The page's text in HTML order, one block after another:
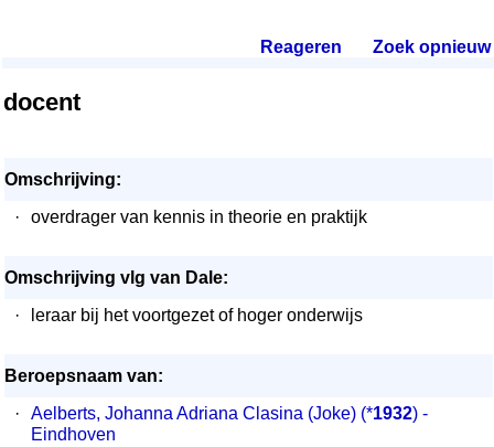
Reageren Zoek opnieuw.
docent
Omschrijving:
·
overdrager van kennis in theorie en praktijk
Omschrijving vlg van Dale:
·
leraar bij het voortgezet of hoger onderwijs
Beroepsnaam van:
·
Aelberts, Johanna Adriana Clasina (Joke) (*1932) -
Eindhoven